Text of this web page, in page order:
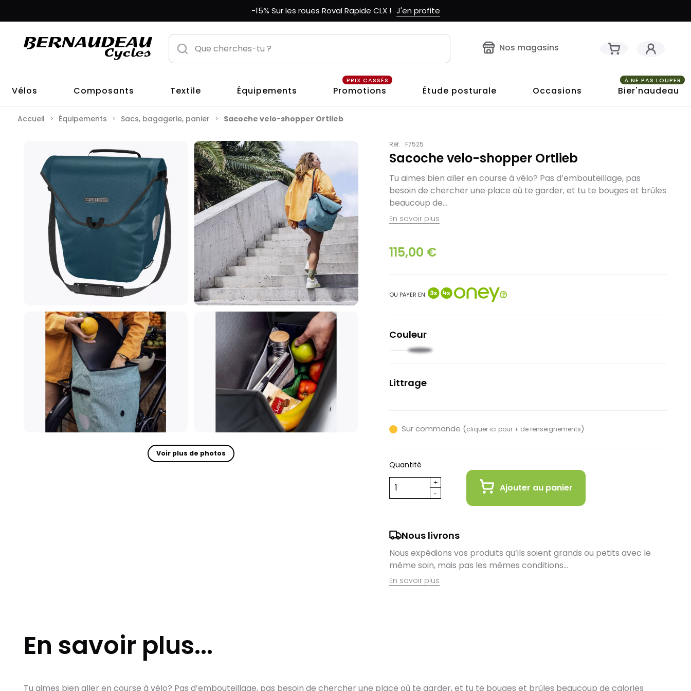
-15% Sur les roues Roval Rapide CLX ! J'en profite
Nos magasins
Vélos Composants Textile Équipements Promotions
PRIX CASSÉS
Étude posturale Occasions Bier'naudeau
À NE PAS LOUPER
Accueil Équipements Sacs, bagagerie, panier Sacoche velo-shopper Ortlieb
Voir plus de photos
Réf. : F7525
Sacoche velo-shopper Ortlieb
Tu aimes bien aller en course à vélo? Pas d’embouteillage, pas
besoin de chercher une place où te garder, et tu te bouges et brûles
beaucoup de...
En savoir plus
115,00 €
OU PAYER EN
Couleur
Cobalt
Littrage
Sur commande (cliquer ici pour + de renseignements)
Quantité
Ajouter au panier
Nous livrons
Nous expédions vos produits qu’ils soient grands ou petits avec le
même soin, mais pas les mêmes conditions…
En savoir plus
En savoir plus...
Tu aimes bien aller en course à vélo? Pas d’embouteillage, pas besoin de chercher une place où te garder, et tu te bouges et brûles beaucoup de calories